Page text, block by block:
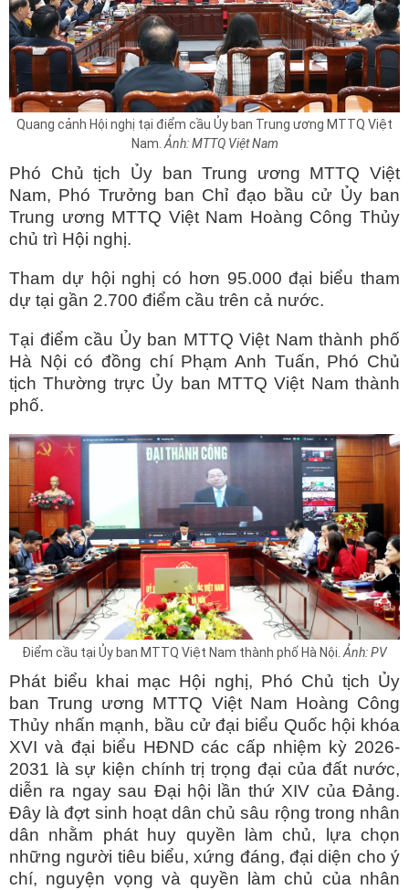
Quang cảnh Hội nghị tại điểm cầu Ủy ban Trung ương MTTQ Việt
Nam. Ảnh: MTTQ Việt Nam
Phó Chủ tịch Ủy ban Trung ương MTTQ Việt
Nam, Phó Trưởng ban Chỉ đạo bầu cử Ủy ban
Trung ương MTTQ Việt Nam Hoàng Công Thủy
chủ trì Hội nghị.
Tham dự hội nghị có hơn 95.000 đại biểu tham
dự tại gần 2.700 điểm cầu trên cả nước.
Tại điểm cầu Ủy ban MTTQ Việt Nam thành phố
Hà Nội có đồng chí Phạm Anh Tuấn, Phó Chủ
tịch Thường trực Ủy ban MTTQ Việt Nam thành
phố.
Điểm cầu tại Ủy ban MTTQ Việt Nam thành phố Hà Nội. Ảnh: PV
Phát biểu khai mạc Hội nghị, Phó Chủ tịch Ủy
ban Trung ương MTTQ Việt Nam Hoàng Công
Thủy nhấn mạnh, bầu cử đại biểu Quốc hội khóa
XVI và đại biểu HĐND các cấp nhiệm kỳ 2026-
2031 là sự kiện chính trị trọng đại của đất nước,
diễn ra ngay sau Đại hội lần thứ XIV của Đảng.
Đây là đợt sinh hoạt dân chủ sâu rộng trong nhân
dân nhằm phát huy quyền làm chủ, lựa chọn
những người tiêu biểu, xứng đáng, đại diện cho ý
chí, nguyện vọng và quyền làm chủ của nhân